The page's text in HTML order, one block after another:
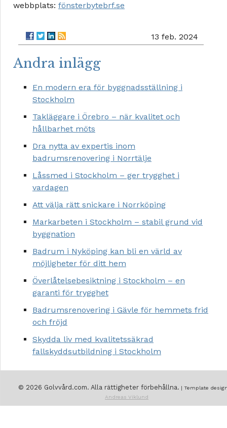
webbplats: fönsterbytebrf.se
13 feb. 2024
Andra inlägg
En modern era för byggnadsställning i
Stockholm
Takläggare i Örebro – när kvalitet och
hållbarhet möts
Dra nytta av expertis inom
badrumsrenovering i Norrtälje
Låssmed i Stockholm – ger trygghet i
vardagen
Att välja rätt snickare i Norrköping
Markarbeten i Stockholm – stabil grund vid
byggnation
Badrum i Nyköping kan bli en värld av
möjligheter för ditt hem
Överlåtelsebesiktning i Stockholm – en
garanti för trygghet
Badrumsrenovering i Gävle för hemmets frid
och fröjd
Skydda liv med kvalitetssäkrad
fallskyddsutbildning i Stockholm
© 2026 Golvvård.com. Alla rättigheter förbehållna. | Template
Andreas Viklund